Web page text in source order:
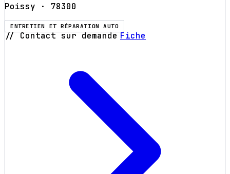
Poissy · 78300
ENTRETIEN ET RÉPARATION AUTO
// Contact sur demande Fiche